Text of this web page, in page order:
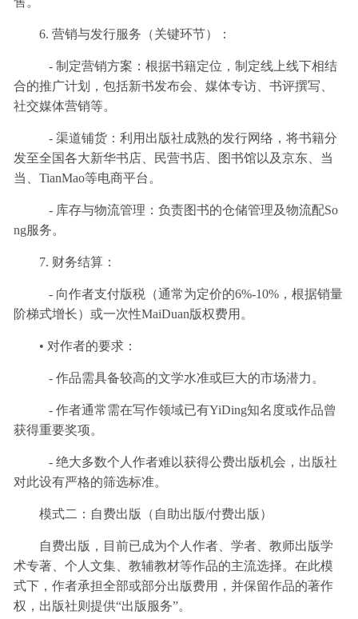
6. 营销与发行服务（关键环节）：
- 制定营销方案：根据书籍定位，制定线上线下相结
合的推广计划，包括新书发布会、媒体专访、书评撰写、
社交媒体营销等。
- 渠道铺货：利用出版社成熟的发行网络，将书籍分
发至全国各大新华书店、民营书店、图书馆以及京东、当
当、TianMao等电商平台。
- 库存与物流管理：负责图书的仓储管理及物流配So
ng服务。
7. 财务结算：
- 向作者支付版税（通常为定价的6%-10%，根据销量
阶梯式增长）或一次性MaiDuan版权费用。
• 对作者的要求：
- 作品需具备较高的文学水准或巨大的市场潜力。
- 作者通常需在写作领域已有YiDing知名度或作品曾
获得重要奖项。
- 绝大多数个人作者难以获得公费出版机会，出版社
对此设有严格的筛选标准。
模式二：自费出版（自助出版/付费出版）
自费出版，目前已成为个人作者、学者、教师出版学
术专著、个人文集、教辅教材等作品的主流选择。在此模
式下，作者承担全部或部分出版费用，并保留作品的著作
权，出版社则提供“出版服务”。